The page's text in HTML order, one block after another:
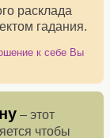
расклада
гадания.
к себе Вы
– этот
чтобы